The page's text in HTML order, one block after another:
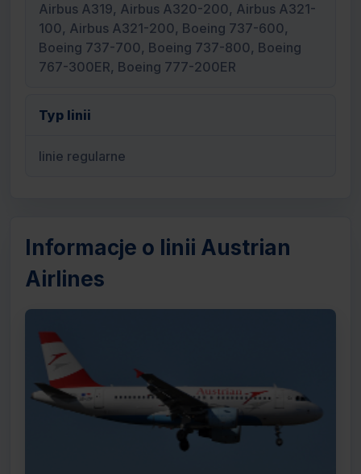
Airbus A319, Airbus A320-200, Airbus A321-
100, Airbus A321-200, Boeing 737-600,
Boeing 737-700, Boeing 737-800, Boeing
767-300ER, Boeing 777-200ER
Typ linii
linie regularne
Informacje o linii Austrian
Airlines